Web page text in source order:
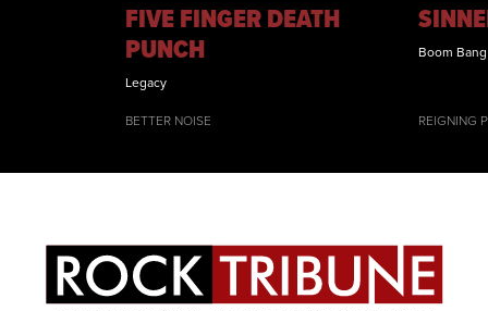
FIVE FINGER DEATH
PUNCH
Legacy
BETTER NOISE
Boom
REIGNING